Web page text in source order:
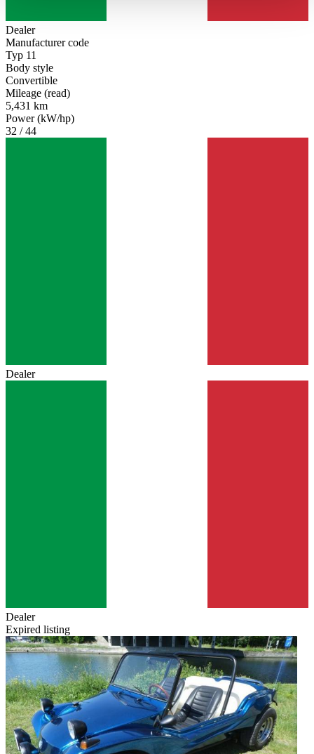
gesammelt haben.
Datenschutzerklärung
Dealer
Manufacturer code
Typ 11
Body style
Convertible
Mileage (read)
5,431 km
Power (kW/hp)
32 / 44
Dealer
Dealer
Expired listing